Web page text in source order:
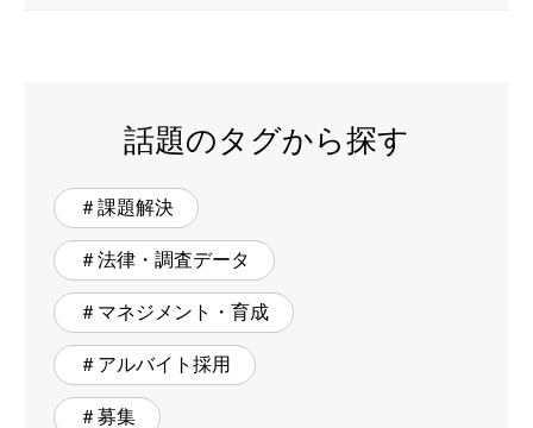
話題のタグから探す
＃課題解決
＃法律・調査データ
＃マネジメント・育成
＃アルバイト採用
＃募集